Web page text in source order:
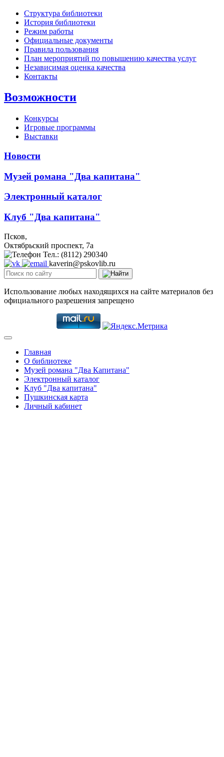
Структура библиотеки
История библиотеки
Режим работы
Официальные документы
Правила пользования
План мероприятий по повышению качества услуг
Независимая оценка качества
Контакты
Возможности
Конкурсы
Игровые программы
Выставки
Новости
Музей романа "Два капитана"
Электронный каталог
Клуб "Два капитана"
Псков,
Октябрьский проспект, 7a
Тел.: (8112) 290340
kaverin@pskovlib.ru
Использование любых находящихся на сайте материалов без
официального разрешения запрещено
Главная
О библиотеке
Музей романа "Два Капитана"
Электронный каталог
Клуб "Два капитана"
Пушкинская карта
Личный кабинет